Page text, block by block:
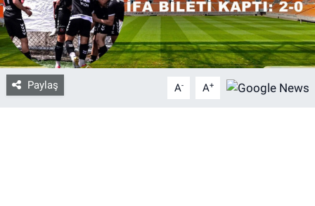
Paylaş A- A+
Bize ulaşın
İletişim/Künye
Yaşam